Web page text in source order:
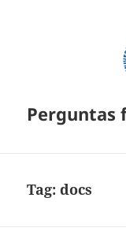
Perguntas
Tag:docs